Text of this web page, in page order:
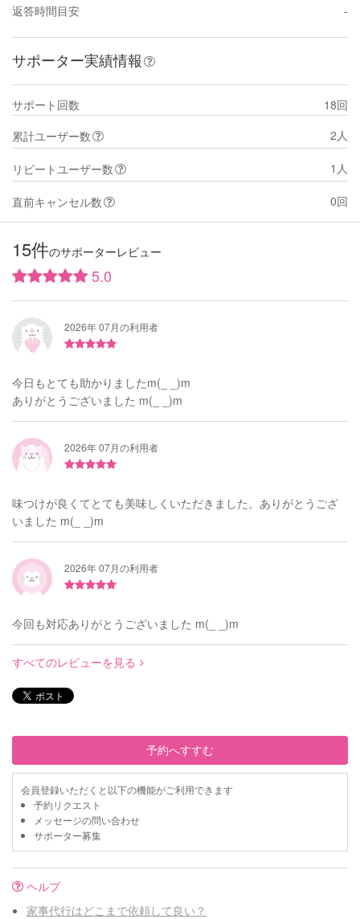
返答時間目安 -
サポーター実績情報
サポート回数
18回
累計ユーザー数
2人
リピートユーザー数 1人
直前キャンセル数 0回
15件のサポーターレビュー
5.0
2026年 07月の利用者
今日もとても助かりましたm(_ _)m
ありがとうございました m(_ _)m
2026年 07月の利用者
味つけが良くてとても美味しくいただきました。ありがとうござ
いました m(_ _)m
2026年 07月の利用者
今回も対応ありがとうございました m(_ _)m
すべてのレビューを見る
予約へすすむ
会員登録いただくと以下の機能がご利用できます
予約リクエスト
メッセージの問い合わせ
サポーター募集
ヘルプ
家事代行はどこまで依頼して良い？